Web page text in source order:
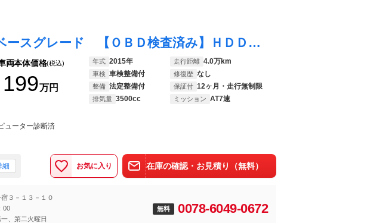
フーガハイブリッド ベースグレード 【ＯＢＤ検査済み】ＨＤＤナビ・ＤＶＤ再生・ミュージックサーバー・地デジ・ＥＴＣ・アラウンドビューモニター・横滑り防止・パワーシート・シートメモリー・オットマン・ステアリングリモコン・オートライト
両本体価格(税込)
199万円
年式 2015年 走行距離 4.0万km
車検 車検整備付 修復歴 なし
整備 法定整備付 保証付 12ヶ月・走行無制限
排気量 3500cc ミッション AT7速
ューター診断済
細 お気に入り 在庫の確認・お見積り（無料）
３－１３－１０
00
、第二火曜日
無料 0078-6049-0672